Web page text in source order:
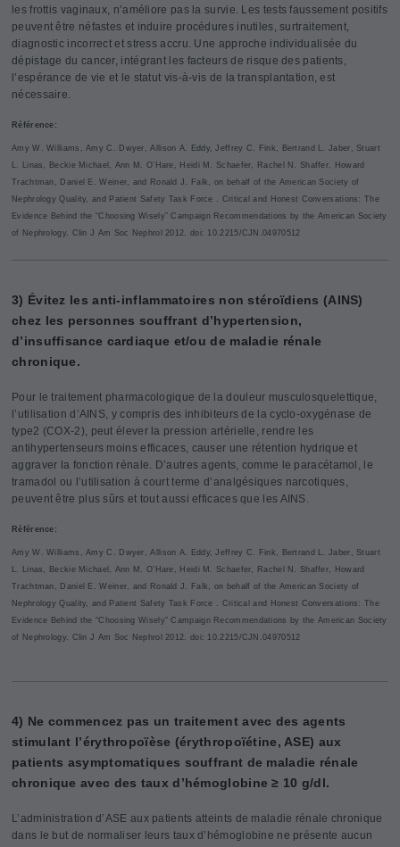
les frottis vaginaux, n’améliore pas la survie. Les tests faussement positifs
peuvent être néfastes et induire procédures inutiles, surtraitement,
diagnostic incorrect et stress accru. Une approche individualisée du
dépistage du cancer, intégrant les facteurs de risque des patients,
l’espérance de vie et le statut vis-à-vis de la transplantation, est
nécessaire.
Référence:
Amy W. Williams, Amy C. Dwyer, Allison A. Eddy, Jeffrey C. Fink, Bertrand L. Jaber, Stuart
L. Linas, Beckie Michael, Ann M. O’Hare, Heidi M. Schaefer, Rachel N. Shaffer, Howard
Trachtman, Daniel E. Weiner, and Ronald J. Falk, on behalf of the American Society of
Nephrology Quality, and Patient Safety Task Force . Critical and Honest Conversations: The
Evidence Behind the “Choosing Wisely” Campaign Recommendations by the American Society
of Nephrology. Clin J Am Soc Nephrol 2012. doi: 10.2215/CJN.04970512
3) Évitez les anti-inflammatoires non stéroïdiens (AINS)
chez les personnes souffrant d’hypertension,
d’insuffisance cardiaque et/ou de maladie rénale
chronique.
Pour le traitement pharmacologique de la douleur musculosquelettique,
l’utilisation d’AINS, y compris des inhibiteurs de la cyclo-oxygénase de
type2 (COX-2), peut élever la pression artérielle, rendre les
antihypertenseurs moins efficaces, causer une rétention hydrique et
aggraver la fonction rénale. D’autres agents, comme le paracétamol, le
tramadol ou l’utilisation à court terme d’analgésiques narcotiques,
peuvent être plus sûrs et tout aussi efficaces que les AINS.
Référence:
Amy W. Williams, Amy C. Dwyer, Allison A. Eddy, Jeffrey C. Fink, Bertrand L. Jaber, Stuart
L. Linas, Beckie Michael, Ann M. O’Hare, Heidi M. Schaefer, Rachel N. Shaffer, Howard
Trachtman, Daniel E. Weiner, and Ronald J. Falk, on behalf of the American Society of
Nephrology Quality, and Patient Safety Task Force . Critical and Honest Conversations: The
Evidence Behind the “Choosing Wisely” Campaign Recommendations by the American Society
of Nephrology. Clin J Am Soc Nephrol 2012. doi: 10.2215/CJN.04970512
4) Ne commencez pas un traitement avec des agents
stimulant l’érythropoïèse (érythropoïétine, ASE) aux
patients asymptomatiques souffrant de maladie rénale
chronique avec des taux d’hémoglobine ≥ 10 g/dl.
L’administration d’ASE aux patients atteints de maladie rénale chronique
dans le but de normaliser leurs taux d’hémoglobine ne présente aucun